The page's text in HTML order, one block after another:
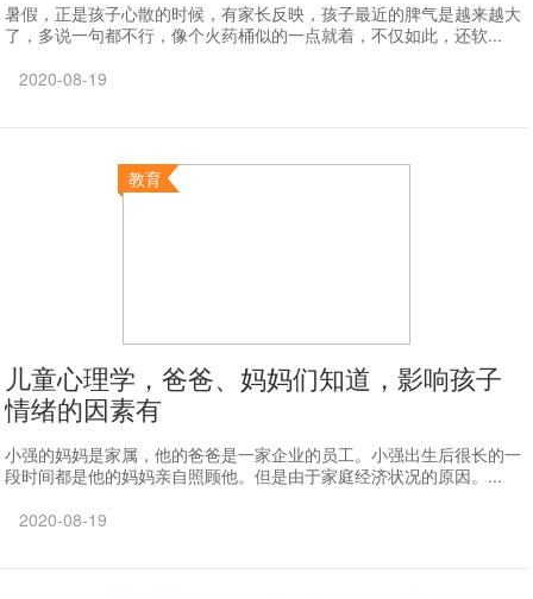
暑假，正是孩子心散的时候，有家长反映，孩子最近的脾气是越来越大
了，多说一句都不行，像个火药桶似的一点就着，不仅如此，还软...
2020-08-19
教育
儿童心理学，爸爸、妈妈们知道，影响孩子
情绪的因素有
小强的妈妈是家属，他的爸爸是一家企业的员工。小强出生后很长的一
段时间都是他的妈妈亲自照顾他。但是由于家庭经济状况的原因。...
2020-08-19